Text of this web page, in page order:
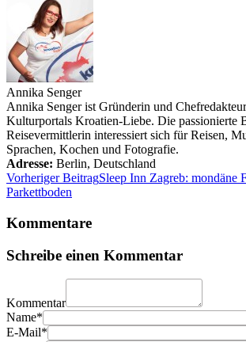
Annika Senger
Annika Senger ist Gründerin und
Kulturportals Kroatien-Liebe. Die passionierte
Reisevermittlerin interessiert sich für Reisen,
Sprachen, Kochen und Fotografie.
Adresse: Berlin, Deutschland
Vorheriger BeitragSleep Inn Zagreb: mondäne
Parkettboden
Kommentare
Schreibe einen Kommentar
Kommentar
Name*
E-Mail*